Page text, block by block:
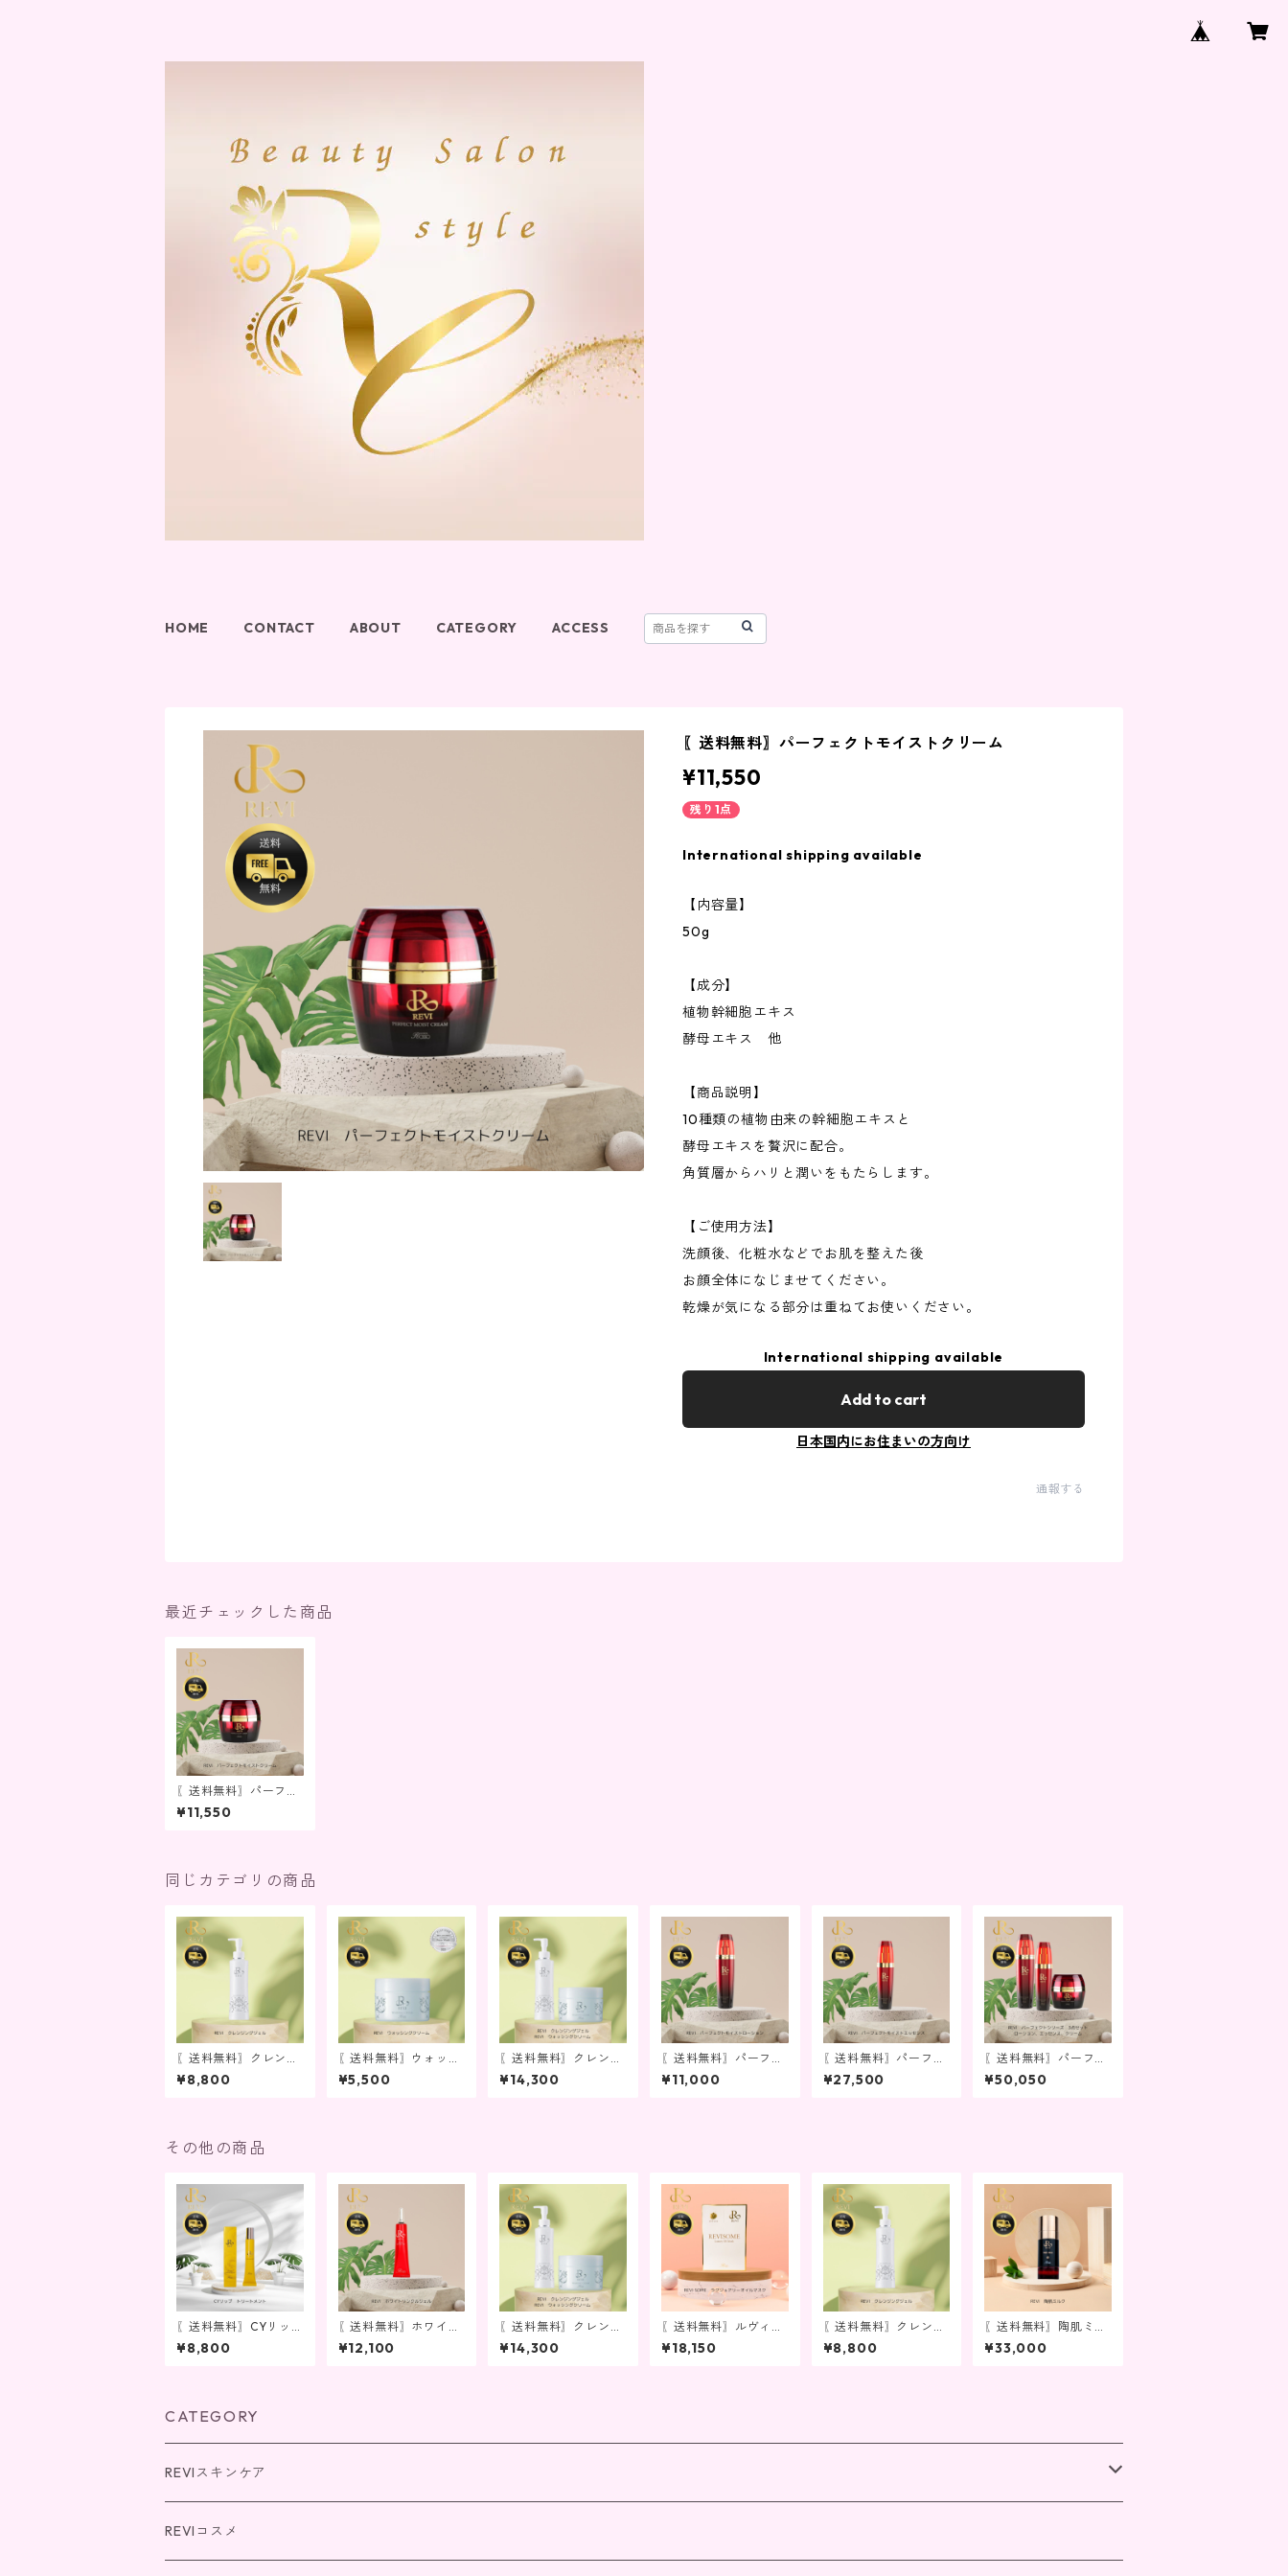
HOME CONTACT ABOUT CATEGORY ACCESS
〖送料無料〗パーフェクトモイストクリーム
¥11,550
残り1点
International shipping available
【内容量】
50g
【成分】
植物幹細胞エキス
酵母エキス 他
【商品説明】
10種類の植物由来の幹細胞エキスと
酵母エキスを贅沢に配合。
角質層からハリと潤いをもたらします。
【ご使用方法】
洗顔後、化粧水などでお肌を整えた後
お顔全体になじませてください。
乾燥が気になる部分は重ねてお使いください。
International shipping available
Add to cart
日本国内にお住まいの方向け
通報する
最近チェックした商品
〖送料無料〗パーフェ
クトモイストクリーム
¥11,550
同じカテゴリの商品
〖送料無料〗クレンジ
ングジェル
¥8,800
〖送料無料〗ウォッシ
ングクリーム
¥5,500
〖送料無料〗クレンジ
ング＆洗顔セット
¥14,300
〖送料無料〗パーフェ
クトモイストローショ
ン
¥11,000
〖送料無料〗パーフェ
クトモイストエッセン
ス
¥27,500
〖送料無料〗パーフェ
クトシリーズ3点セッ
ト
¥50,050
その他の商品
〖送料無料〗CYリッ
プトリートメント
¥8,800
〖送料無料〗ホワイト
リンクルジェル
¥12,100
〖送料無料〗クレンジ
ング＆洗顔セット
¥14,300
〖送料無料〗ルヴィソ
ーム ラグジュアリーオ
イルマスク 1箱 10
¥18,150
〖送料無料〗クレンジ
ングジェル
¥8,800
〖送料無料〗陶肌ミル
ク
¥33,000
CATEGORY
REVIスキンケア
パーフェクトシリーズ
REVIコスメ